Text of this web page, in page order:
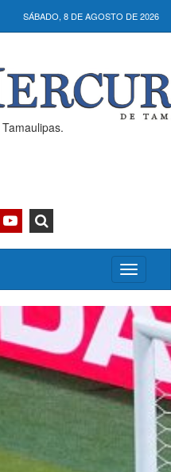
SÁBADO, 8 DE AGOSTO DE 2026
Activar/
menú